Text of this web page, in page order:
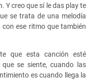
Y creo que sí le das play te
se trata de una melodía
ese ritmo que también
que esta canción esté
se siente, cuando las
es cuando llega la